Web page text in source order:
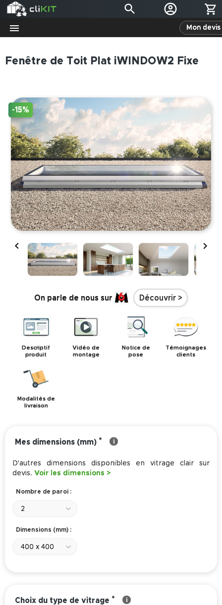
Mon
Fenêtre de Toit Plat iWINDOW2 Fixe
-15%
 
On parle de nous sur Découvrir >
Descriptif
produit
Vidéo de
montage
Notice de
pose
Témoignages
clients
Modalités de
livraison
Mes dimensions (mm) * i
D'autres dimensions disponibles en vitrage clair sur
devis. Voir les dimensions >
Nombre de paroi :
2
Dimensions (mm) :
400 x 400
Choix du type de vitrage * i